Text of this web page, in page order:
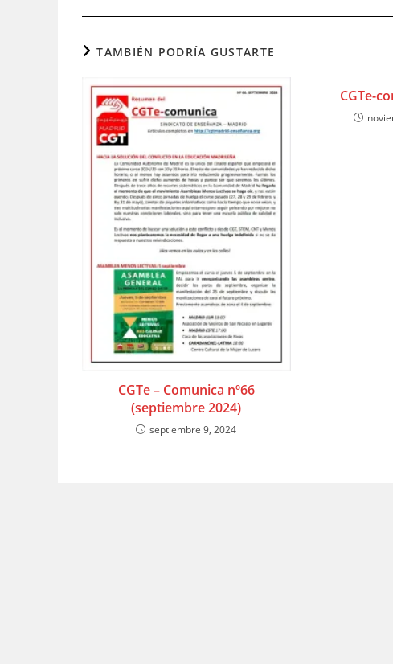
TAMBIÉN PODRÍA GUSTARTE
CGTe – Comunica nº66
(septiembre 2024)
septiembre 9, 2024
CGTe-